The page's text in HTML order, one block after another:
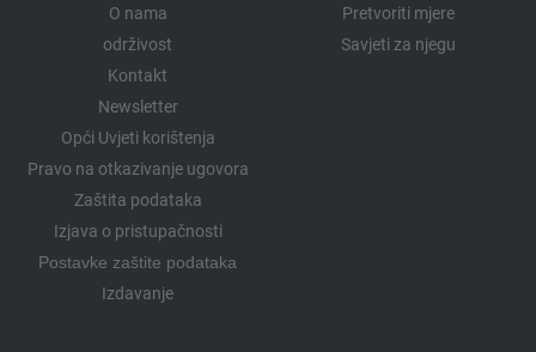
O nama
održivost
Kontakt
Newsletter
Opći Uvjeti korištenja
Pravo na otkazivanje ugovora
Zaštita podataka
Izjava o pristupačnosti
Postavke zaštite podataka
Izdavanje
Pretvoriti mjere
Savjeti za njegu